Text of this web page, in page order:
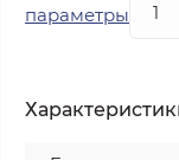
параметры